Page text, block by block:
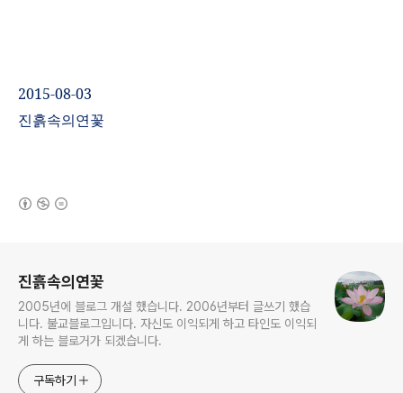
2015-08-03
진흙속의연꽃
진흙속의연꽃
2005년에 블로그 개설 했습니다. 2006년부터 글쓰기 했습
니다. 불교블로그입니다. 자신도 이익되게 하고 타인도 이익되
게 하는 블로거가 되겠습니다.
구독하기